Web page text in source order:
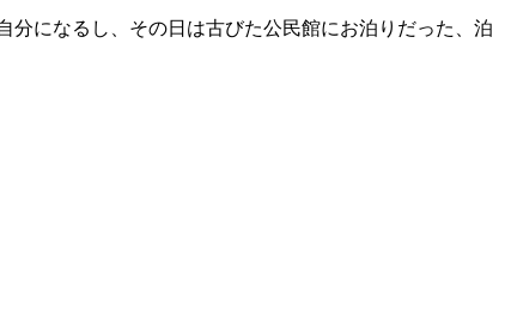
になるし、その日は古びた公民館にお泊りだった、泊